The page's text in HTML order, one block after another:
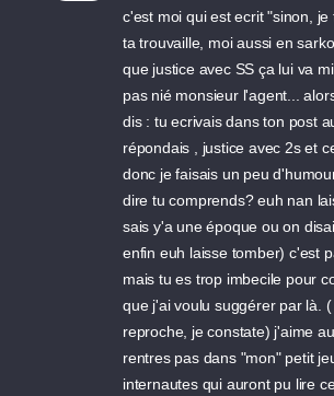
c'est moi qui est ecrit "sinon, je
ta trouvaille, moi aussi en
que justice avec SS ça lui va
pas nié monsieur l'agent...
dis : tu ecrivais dans ton post
répondais , justice avec 2s et
donc je faisais un peu
dire tu comprends? euh nan
sais y'a une époque ou on
enfin euh laisse tomber) c'est
mais tu es trop imbecile pour
que j'ai voulu suggérer par là.
reproche, je constate) j'aime
rentres pas dans "mon" petit
internautes qui auront pu lire